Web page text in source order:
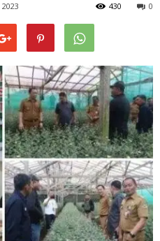
2023 0
430